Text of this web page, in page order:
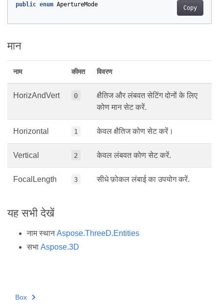
Copy
public enum ApertureMode
मान
नाम कीमत विवरण
HorizAndVert 0
क्षैतिज और लंबवत सेटिंग दोनों के लिए
कोण मान सेट करें.
Horizontal 1 केवल क्षैतिज कोण सेट करें।
Vertical 2 केवल लंबवत कोण सेट करें.
FocalLength 3 सीधे फ़ोकल लंबाई का उपयोग करें.
यह सभी देखें
नाम स्थानAspose.ThreeD.Entities
सभा Aspose.3D
Box